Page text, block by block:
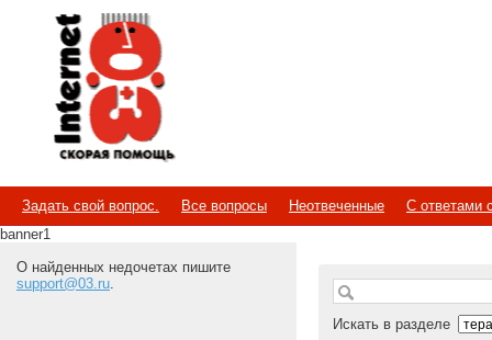
Internet
Скорая помощь
Задать свой вопрос. Все вопросы Неотвеченные
С ответами
banner1
О найденных недочетах пишите
support@03.ru.
Искать в разделе